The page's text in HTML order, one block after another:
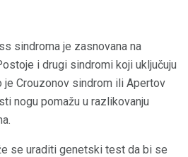
sindroma je zasnovana na
i drugi sindromi koji uključuju
Crouzonov sindrom ili Apertov
nogu pomažu u razlikovanju
se uraditi genetski test da bi se